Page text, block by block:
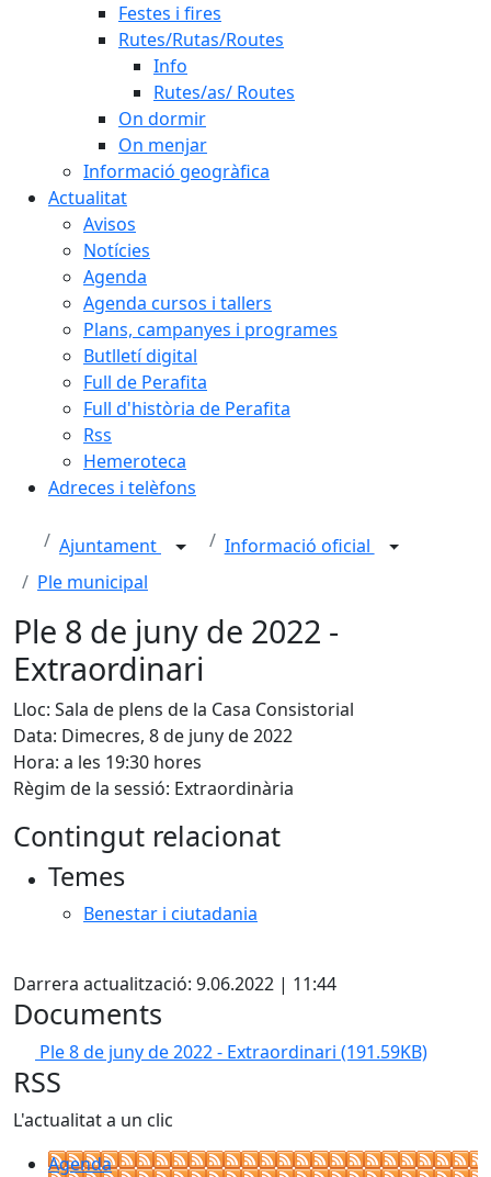
Festes i fires
Rutes/Rutas/Routes
Info
Rutes/as/ Routes
On dormir
On menjar
Informació geogràfica
Actualitat
Avisos
Notícies
Agenda
Agenda cursos i tallers
Plans, campanyes i programes
Butlletí digital
Full de Perafita
Full d'història de Perafita
Rss
Hemeroteca
Adreces i telèfons
Ajuntament
Informació oficial
Ple municipal
Ple 8 de juny de 2022 -
Extraordinari
Lloc: Sala de plens de la Casa Consistorial
Data: Dimecres, 8 de juny de 2022
Hora: a les 19:30 hores
Règim de la sessió: Extraordinària
Contingut relacionat
Temes
Benestar i ciutadania
Darrera actualització: 9.06.2022 | 11:44
Documents
Ple 8 de juny de 2022 - Extraordinari (191.59KB)
RSS
L'actualitat a un clic
Agenda